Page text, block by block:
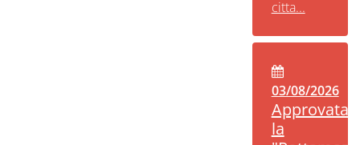
citta...
03/08/2026
Approvata
la